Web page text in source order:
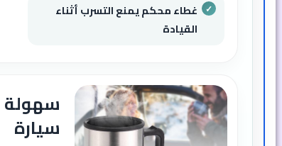
غطاء محكم يمنع التسرب أثناء
القيادة
سهولة
سيارة